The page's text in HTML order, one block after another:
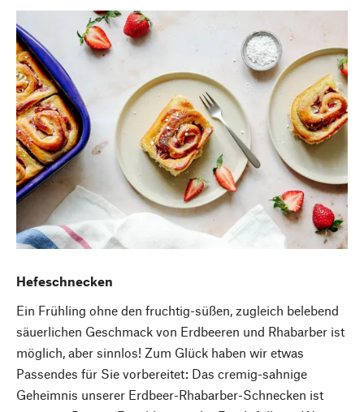
Hefeschnecken
Ein Frühling ohne den fruchtig-süßen, zugleich belebend
säuerlichen Geschmack von Erdbeeren und Rhabarber ist
möglich, aber sinnlos! Zum Glück haben wir etwas
Passendes für Sie vorbereitet: Das cremig-sahnige
Geheimnis unserer Erdbeer-Rhabarber-Schnecken ist